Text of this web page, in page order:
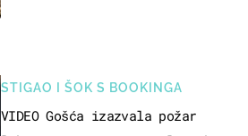
STIGAO I ŠOK S BOOKINGA
VIDEO Gošća izazvala požar